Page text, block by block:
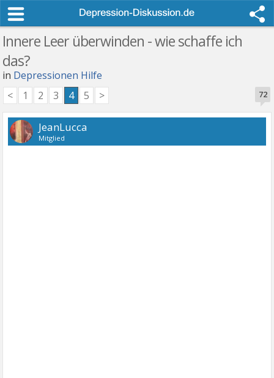
Innere Leer überwinden - wie schaffe ich
das?
in Depressionen Hilfe
72
< 1 2 3 4 5 >
JeanLucca
Mitglied